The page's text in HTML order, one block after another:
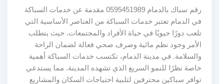
رقم سباك بالدمام 0595451989 مقدمة عن خدمات السباكة
في الدمام تعتبر خدمات السباكة من العناصر الأساسية التي
تلعب دورًا حيويًا في حياة الأفراد والمجتمعات. حيث يتطلب
الأمر وجود نظم مائية وصرف صحي فعالة لضمان الراحة
والسلامة. في مدينة الدمام، تكتسب خدمات السباكة أهمية
خاصة نظرًا للنمو السريع الذي تشهده المدينة. مما يستدعي
توافر سباكين محترفين لتلبية احتياجات السكان والمشاريع